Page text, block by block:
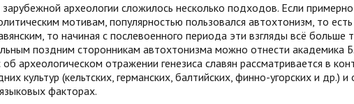
археологии сложилось несколько подходов. Если
мотивам, популярностью пользовался автохтонизм, то есть
то начиная с послевоенного периода эти взгляды всё больше
поздним сторонникам автохтонизма можно отнести академика
археологическом отражении генезиса славян рассматривается в
культур (кельтских, германских, балтийских, финно-угорских и др.)
факторах.